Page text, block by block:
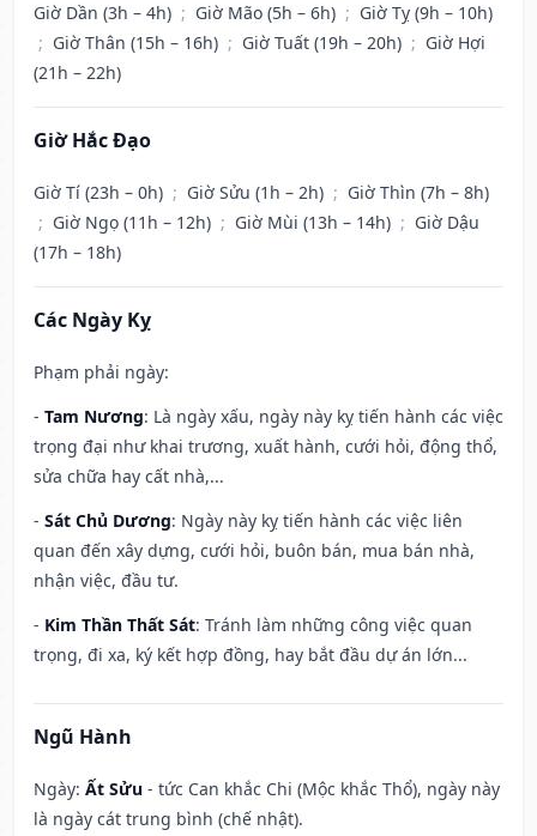
Giờ Dần (3h – 4h) ; Giờ Mão (5h – 6h) ; Giờ Tỵ (9h – 10h)
; Giờ Thân (15h – 16h) ; Giờ Tuất (19h – 20h) ; Giờ Hợi
(21h – 22h)
Giờ Hắc Đạo
Giờ Tí (23h – 0h) ; Giờ Sửu (1h – 2h) ; Giờ Thìn (7h – 8h)
; Giờ Ngọ (11h – 12h) ; Giờ Mùi (13h – 14h) ; Giờ Dậu
(17h – 18h)
Các Ngày Kỵ
Phạm phải ngày:
- Tam Nương: Là ngày xấu, ngày này kỵ tiến hành các việc
trọng đại như khai trương, xuất hành, cưới hỏi, động thổ,
sửa chữa hay cất nhà,...
- Sát Chủ Dương: Ngày này kỵ tiến hành các việc liên
quan đến xây dựng, cưới hỏi, buôn bán, mua bán nhà,
nhận việc, đầu tư.
- Kim Thần Thất Sát: Tránh làm những công việc quan
trọng, đi xa, ký kết hợp đồng, hay bắt đầu dự án lớn...
Ngũ Hành
Ngày: Ất Sửu - tức Can khắc Chi (Mộc khắc Thổ), ngày này
là ngày cát trung bình (chế nhật).